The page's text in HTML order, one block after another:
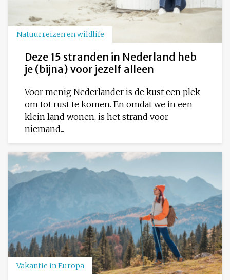
Natuurreizen en wildlife
Deze 15 stranden in Nederland heb
je (bijna) voor jezelf alleen
Voor menig Nederlander is de kust een plek
om tot rust te komen. En omdat we in een
klein land wonen, is het strand voor
niemand...
Vakantie in Europa